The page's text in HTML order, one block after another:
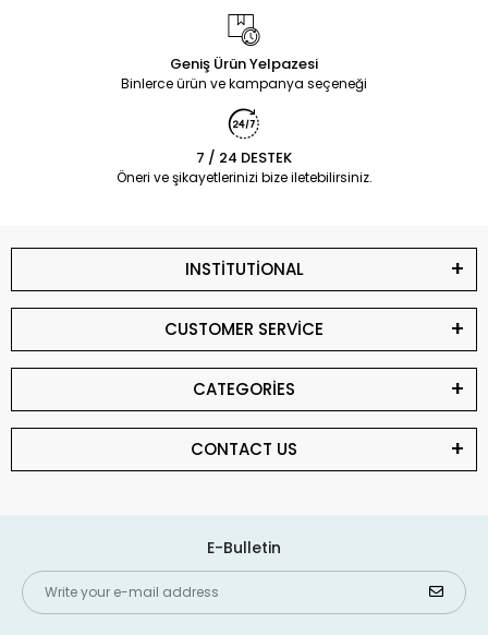
Geniş Ürün Yelpazesi
Binlerce ürün ve kampanya seçeneği
7 / 24 DESTEK
Öneri ve şikayetlerinizi bize iletebilirsiniz.
INSTİTUTİONAL
CUSTOMER SERVİCE
CATEGORİES
CONTACT US
E-Bulletin